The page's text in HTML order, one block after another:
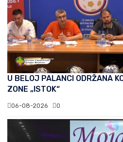
U BELOJ PALANCI ODRŽANA
ZONE „ISTOK“
06-08-2026 0